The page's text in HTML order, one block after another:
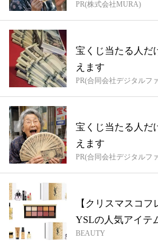
PR(株式会社MURA)
宝くじ当たる人だ
えます
PR(合同会社デジタルフ
宝くじ当たる人だ
えます
PR(合同会社デジタルフ
【クリスマスコフ
YSLの人気アイテ
BEAUTY